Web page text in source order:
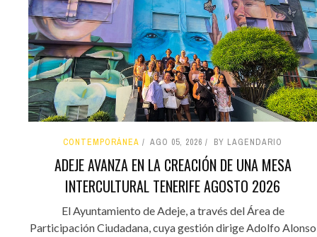
CONTEMPORÁNEA AGO 05, 2026 BY LAGENDARIO
ADEJE AVANZA EN LA CREACIÓN DE UNA MESA
INTERCULTURAL TENERIFE AGOSTO 2026
El Ayuntamiento de Adeje, a través del Área de
Participación Ciudadana, cuya gestión dirige Adolfo Alonso